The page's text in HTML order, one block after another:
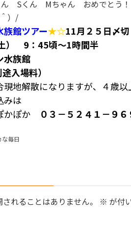
Sくん Mちゃん おめでとう！
）/
館ツアー★☆11月２５日〆切
） 9：45頃～1時間半
族館
入場料）
地解散になりますが、４歳
みは
かぽか
０３－５２４１－９
な毎日
れることはありません。 ※ が付